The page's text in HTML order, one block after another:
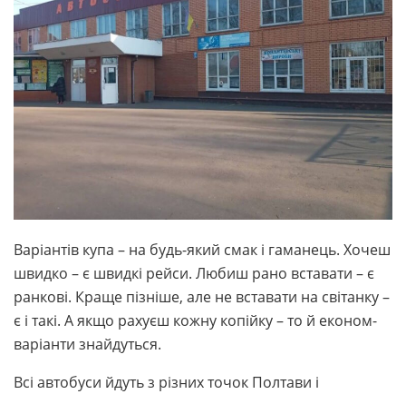
Варіантів купа – на будь-який смак і гаманець. Хочеш
швидко – є швидкі рейси. Любиш рано вставати – є
ранкові. Краще пізніше, але не вставати на світанку –
є і такі. А якщо рахуєш кожну копійку – то й економ-
варіанти знайдуться.
Всі автобуси йдуть з різних точок Полтави і